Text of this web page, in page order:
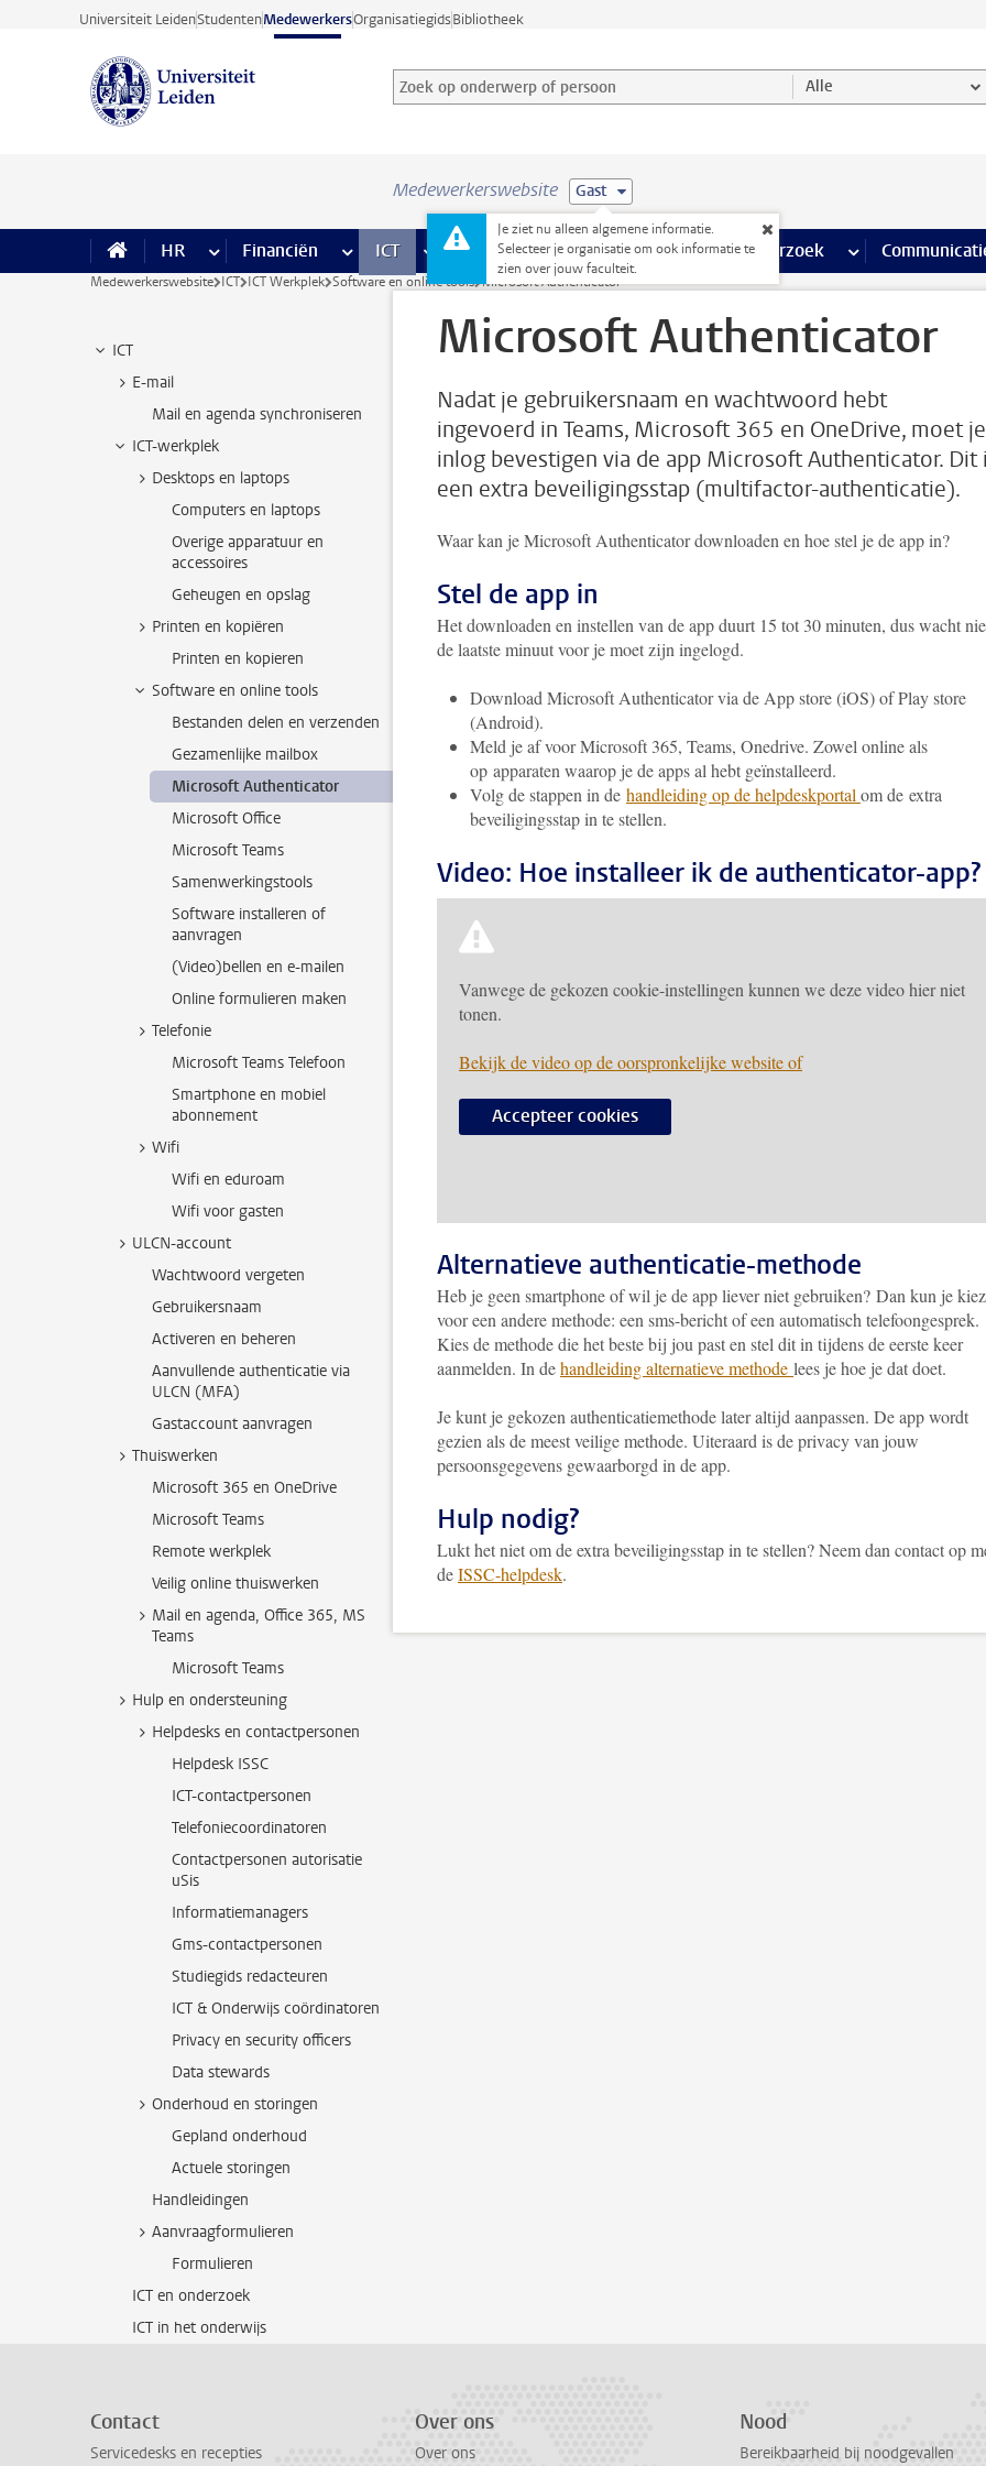
Ga direct naar de inhoud
Universiteit LeidenStudentenMedewerkersOrganisatiegidsBibliotheek
Zoek op onderwerp of persoon en selecteer categorie
Zoekterm Alle
Medewerkerswebsite Gast
Je ziet nu alleen algemene informatie.
Selecteer je organisatie om ook informatie te
zien over jouw faculteit.
HR meer HR pagina’s
Financiën meer Financiën pagina’s
ICT meer ICT pagina’s
Faciliteiten meer Faciliteiten pagina’s
Onderwijs meer Onderwijs pagina’s
Onderzoek meer Onderzoek
Medewerkerswebsite ICT ICT Werkplek Software en online tools Microsoft Authenticator
ICT
E-mail
Mail en agenda synchroniseren
ICT-werkplek
Desktops en laptops
Computers en laptops
Overige apparatuur en
accessoires
Geheugen en opslag
Printen en kopiëren
Printen en kopieren
Software en online tools
Bestanden delen en verzenden
Gezamenlijke mailbox
Microsoft Authenticator
Microsoft Office
Microsoft Teams
Samenwerkingstools
Software installeren of
aanvragen
(Video)bellen en e-mailen
Online formulieren maken
Telefonie
Microsoft Teams Telefoon
Smartphone en mobiel
abonnement
Wifi
Wifi en eduroam
Wifi voor gasten
ULCN-account
Wachtwoord vergeten
Gebruikersnaam
Activeren en beheren
Aanvullende authenticatie via
ULCN (MFA)
Gastaccount aanvragen
Thuiswerken
Microsoft 365 en OneDrive
Microsoft Teams
Remote werkplek
Veilig online thuiswerken
Mail en agenda, Office 365, MS
Teams
Microsoft Teams
Hulp en ondersteuning
Helpdesks en contactpersonen
Helpdesk ISSC
ICT-contactpersonen
Telefoniecoordinatoren
Contactpersonen autorisatie
uSis
Informatiemanagers
Gms-contactpersonen
Studiegids redacteuren
ICT & Onderwijs coördinatoren
Privacy en security officers
Data stewards
Onderhoud en storingen
Gepland onderhoud
Actuele storingen
Handleidingen
Aanvraagformulieren
Formulieren
ICT en onderzoek
ICT in het onderwijs
Microsoft Authenticator
Nadat je gebruikersnaam en wachtwoord hebt
ingevoerd in Teams, Microsoft 365 en OneDrive, moet
inlog bevestigen via de app Microsoft Authenticator. Dit
een extra beveiligingsstap (multifactor-authenticatie).
Waar kan je Microsoft Authenticator downloaden en hoe stel je de app in?
Stel de app in
Het downloaden en instellen van de app duurt 15 tot 30 minuten, dus wacht
de laatste minuut voor je moet zijn ingelogd.
Download Microsoft Authenticator via de App store (iOS) of Play store
(Android).
Meld je af voor Microsoft 365, Teams, Onedrive. Zowel online als
op apparaten waarop je de apps al hebt geïnstalleerd.
Volg de stappen in de handleiding op de helpdeskportal om de extra
beveiligingsstap in te stellen.
Video: Hoe installeer ik de authenticator-app?
Vanwege de gekozen cookie-instellingen kunnen we deze video hier niet
tonen.
Bekijk de video op de oorspronkelijke website of
Accepteer cookies
Alternatieve authenticatie-methode
Heb je geen smartphone of wil je de app liever niet gebruiken? Dan kun je
voor een andere methode: een sms-bericht of een automatisch telefoongesprek.
Kies de methode die het beste bij jou past en stel dit in tijdens de eerste keer
aanmelden. In dehandleiding alternatieve methode lees je hoe je dat doet.
Je kunt je gekozen authenticatiemethode later altijd aanpassen. De app wordt
gezien als de meest veilige methode. Uiteraard is de privacy van jouw
persoonsgegevens gewaarborgd in de app.
Hulp nodig?
Lukt het niet om de extra beveiligingsstap in te stellen? Neem dan contact op
deISSC-helpdesk.
Contact
Servicedesks en recepties
Over ons
Over ons
Nood
Bereikbaarheid bij noodgevallen